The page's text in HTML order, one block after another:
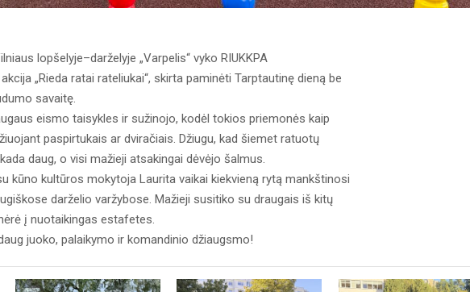
lopšelyje–darželyje „Varpelis“ vyko RIUKKPA
„Rieda ratai rateliukai“, skirta paminėti Tarptautinę dieną be
savaitę.
eismo taisykles ir sužinojo, kodėl tokios priemonės kaip
paspirtukais ar dviračiais. Džiugu, kad šiemet ratuotų
daug, o visi mažieji atsakingai dėvėjo šalmus.
kūno kultūros mokytoja Laurita vaikai kiekvieną rytą mankštinosi
darželio varžybose. Mažieji susitiko su draugais iš kitų
į nuotaikingas estafetes.
juoko, palaikymo ir komandinio džiaugsmo!